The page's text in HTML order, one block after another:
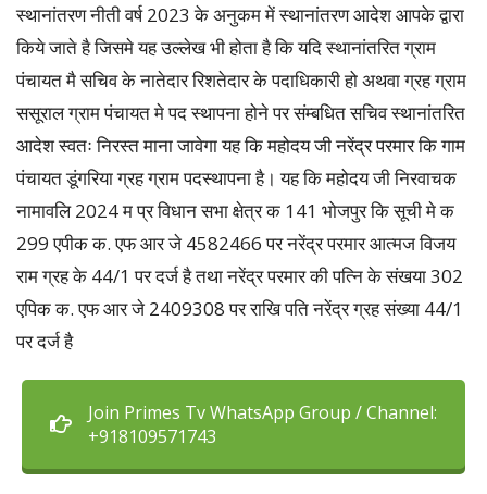
स्थानांतरण नीती वर्ष 2023 के अनुकम में स्थानांतरण आदेश आपके द्वारा
किये जाते है जिसमे यह उल्लेख भी होता है कि यदि स्थानांतरित ग्राम
पंचायत मै सचिव के नातेदार रिशतेदार के पदाधिकारी हो अथवा ग्रह ग्राम
ससूराल ग्राम पंचायत मे पद स्थापना होने पर संम्बधित सचिव स्थानांतरित
आदेश स्वतः निरस्त माना जावेगा यह कि महोदय जी नरेंद्र परमार कि गाम
पंचायत डूंगरिया ग्रह ग्राम पदस्थापना है। यह कि महोदय जी निरवाचक
नामावलि 2024 म प्र विधान सभा क्षेत्र क 141 भोजपुर कि सूची मे क
299 एपीक क. एफ आर जे 4582466 पर नरेंद्र परमार आत्मज विजय
राम ग्रह के 44/1 पर दर्ज है तथा नरेंद्र परमार की पत्नि के संखया 302
एपिक क. एफ आर जे 2409308 पर राखि पति नरेंद्र ग्रह संख्या 44/1
पर दर्ज है
Join Primes Tv WhatsApp Group / Channel:
+918109571743